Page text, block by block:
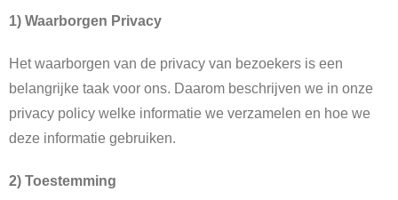
1) Waarborgen Privacy
Het waarborgen van de privacy van bezoekers is een
belangrijke taak voor ons. Daarom beschrijven we in onze
privacy policy welke informatie we verzamelen en hoe we
deze informatie gebruiken.
2) Toestemming